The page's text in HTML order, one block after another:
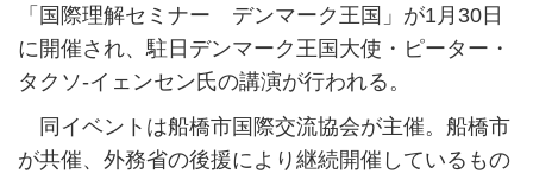
「国際理解セミナー デンマーク王国」が1月30日
に開催され、駐日デンマーク王国大使・ピーター・
タクソ-イェンセン氏の講演が行われる。
同イベントは船橋市国際交流協会が主催。船橋市
が共催、外務省の後援により継続開催しているもの